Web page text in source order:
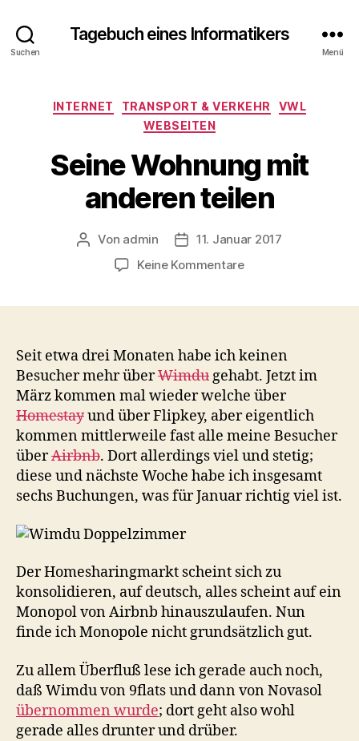
Suchen
Tagebuch eines Informatikers
Menü
Kategorien
INTERNET TRANSPORT & VERKEHR
VWL
WEBSEITEN
Seine Wohnung mit
anderen teilen
Beitragsautor
Von admin Beitragsdatum
11. Januar 2017
Keine Kommentarezu
teilen
Seit etwa drei Monaten habe ich keinen
Besucher mehr überWimdugehabt. Jetzt im
März kommen mal wieder welche über
Homestayund über Flipkey, aber eigentlich
kommen mittlerweile fast alle meine Besucher
überAirbnb. Dort allerdings viel und stetig;
diese und nächste Woche habe ich insgesamt
sechs Buchungen, was für Januar richtig viel ist.
Der Homesharingmarkt scheint sich zu
konsolidieren, auf deutsch, alles scheint auf ein
Monopol von Airbnb hinauszulaufen. Nun
finde ich Monopole nicht grundsätzlich gut.
Zu allem Überfluß lese ich gerade auch noch,
daß Wimdu von 9flats und dann von Novasol
übernommen wurde; dort geht also wohl
gerade alles drunter und drüber.